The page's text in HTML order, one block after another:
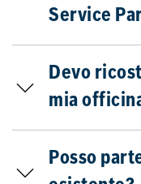
Service
Devo
mia
Posso